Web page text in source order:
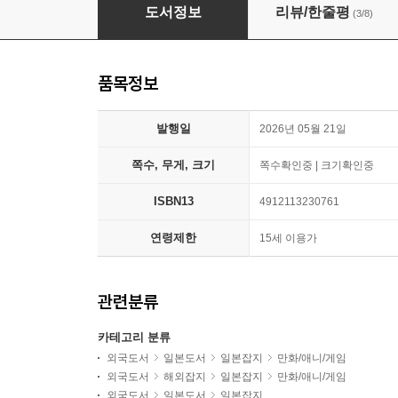
Vジャンプ 2026年7月號
도서정보 리뷰/한줄평 (3/8)
품목정보
발행일 2026년 05월 21일
쪽수, 무게, 크기 쪽수확인중 | 크기확인중
ISBN13 4912113230761
연령제한 15세 이용가
관련분류
카테고리 분류
외국도서 일본도서 일본잡지
만화/애니/게임
외국도서
해외잡지 일본잡지
만화/애니/게임
외국도서
일본도서
일본잡지